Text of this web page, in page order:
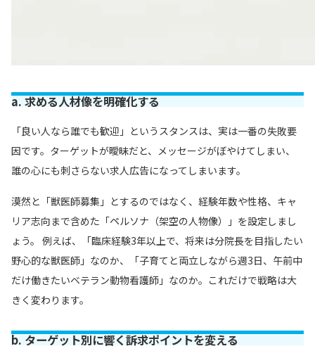
a. 求める人材像を明確化する
「良い人なら誰でも歓迎」というスタンスは、実は一番の失敗要
因です。ターゲットが曖昧だと、メッセージがぼやけてしまい、
誰の心にも刺さらない求人広告になってしまいます。
漠然と「獣医師募集」とするのではなく、経験年数や性格、キャ
リア志向まで含めた「ペルソナ（架空の人物像）」を設定しまし
ょう。 例えば、「臨床経験3年以上で、将来は分院長を目指したい
野心的な獣医師」なのか、「子育てと両立しながら週3日、午前中
だけ働きたいベテラン動物看護師」なのか。これだけで戦略は大
きく変わります。
b. ターゲット別に響く訴求ポイントを変える